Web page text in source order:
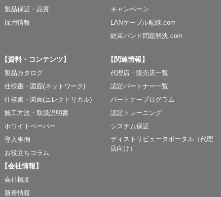
製品保証・品質
採用情報
キャンペーン
LANケーブル配線.com
結束バンド問題解決.com
【資料・コンテンツ】
製品カタログ
仕様書・図面(ネットワーク)
仕様書・図面(エレクトリカル)
施工方法・取扱説明書
ホワイトペーパー
導入事例
お役立ちコラム
【関連情報】
代理店・販売店一覧
認定パートナー一覧
パートナープログラム
認定トレーニング
システム保証
ディストリビュータポータル（代理
店向け）
【会社情報】
会社概要
新着情報